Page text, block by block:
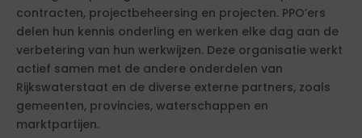
contracten, projectbeheersing en projecten. PPO’ers
delen hun kennis onderling en werken elke dag aan de
verbetering van hun werkwijzen. Deze organisatie werkt
actief samen met de andere onderdelen van
Rijkswaterstaat en de diverse externe partners, zoals
gemeenten, provincies, waterschappen en
marktpartijen.